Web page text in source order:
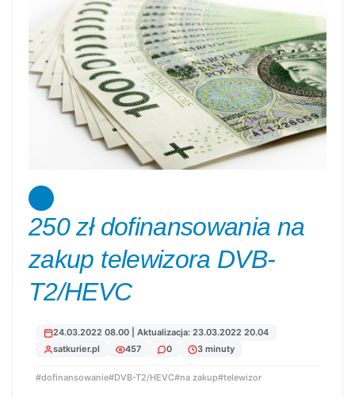
250 zł dofinansowania na
zakup telewizora DVB-
T2/HEVC
24.03.2022 08.00 | Aktualizacja: 23.03.2022 20.04
satkurier.pl
457 0 3 minuty
#dofinansowanie#DVB-T2/HEVC#na zakup#telewizor